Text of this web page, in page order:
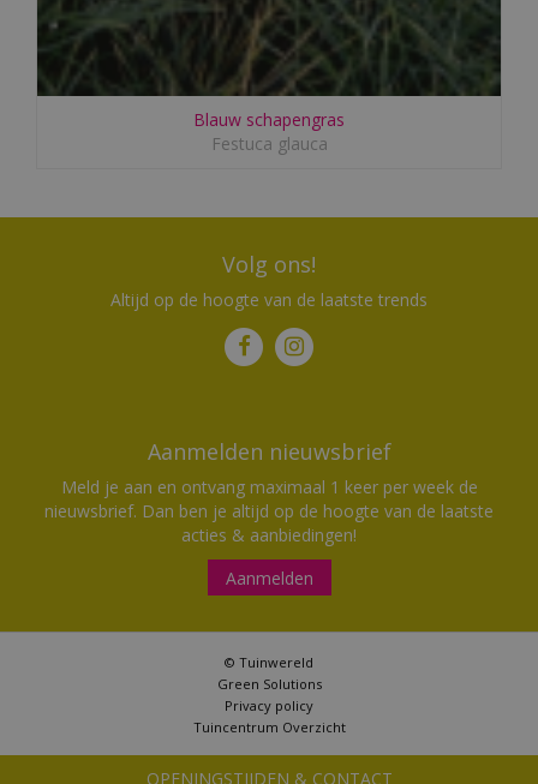
Blauw schapengras
Festuca glauca
Volg ons!
Altijd op de hoogte van de laatste trends
Aanmelden nieuwsbrief
Meld je aan en ontvang maximaal 1 keer per week de
nieuwsbrief. Dan ben je altijd op de hoogte van de laatste
acties & aanbiedingen!
Aanmelden
© Tuinwereld
Green Solutions
Privacy policy
Tuincentrum Overzicht
OPENINGSTIJDEN & CONTACT